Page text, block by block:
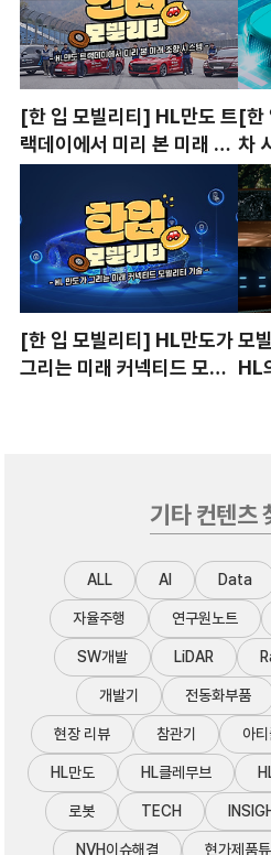
[한 입 모빌리티] HL만도 트
랙데이에서 미리 본 미래 조
향 시스템
[한
차
개
[한 입 모빌리티] HL만도가
그리는 미래 커넥티드 모빌
모
HL
기타 컨텐츠
ALL AI Data
자율주행 연구원노트
SW개발 LiDAR
개발기 전동화부품
현장 리뷰 참관기 아
HL만도 HL클레무브
로봇 TECH
NVH이슈해결 현가제품